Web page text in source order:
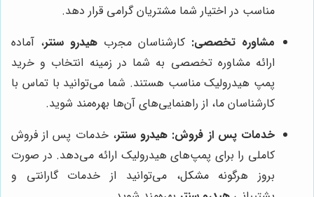
مناسب در اختیار شما مشتریان گرامی قرار دهد.
مشاوره تخصصی: کارشناسان مجرب هیدرو سنتر، آماده
ارائه مشاوره تخصصی به شما در زمینه انتخاب و خرید
پمپ هیدرولیک مناسب هستند. شما می‌توانید با تماس با
کارشناسان ما، از راهنمایی‌های آن‌ها بهره‌مند شوید.
خدمات پس از فروش: هیدرو سنتر، خدمات پس از فروش
کاملی را برای پمپ‌های هیدرولیک ارائه می‌دهد. در صورت
بروز هرگونه مشکل، می‌توانید از خدمات گارانتی و